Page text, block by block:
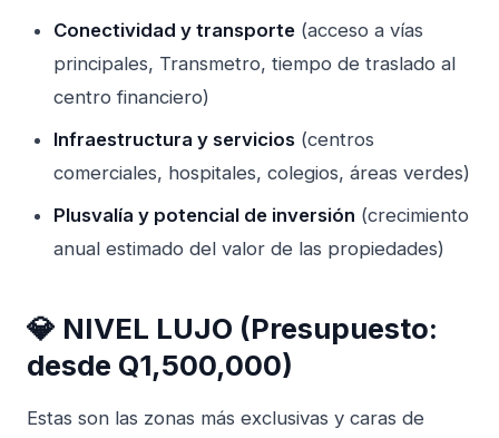
Conectividad y transporte (acceso a vías
principales, Transmetro, tiempo de traslado al
centro financiero)
Infraestructura y servicios (centros
comerciales, hospitales, colegios, áreas verdes)
Plusvalía y potencial de inversión (crecimiento
anual estimado del valor de las propiedades)
💎 NIVEL LUJO (Presupuesto:
desde Q1,500,000)
Estas son las zonas más exclusivas y caras de